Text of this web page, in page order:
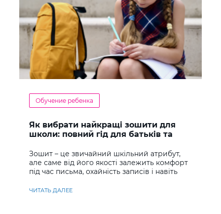
Обучение ребенка
Як вибрати найкращі зошити для
школи: повний гід для батьків та
Зошит – це звичайний шкільний атрибут,
але саме від його якості залежить комфорт
під час письма, охайність записів і навіть
ЧИТАТЬ ДАЛЕЕ